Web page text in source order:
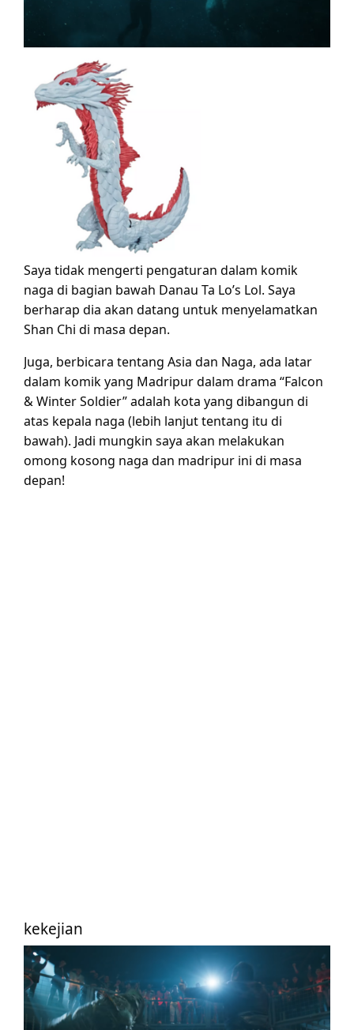
Saya tidak mengerti pengaturan dalam komik
naga di bagian bawah Danau Ta Lo’s Lol. Saya
berharap dia akan datang untuk menyelamatkan
Shan Chi di masa depan.
Juga, berbicara tentang Asia dan Naga, ada latar
dalam komik yang Madripur dalam drama “Falcon
& Winter Soldier” adalah kota yang dibangun di
atas kepala naga (lebih lanjut tentang itu di
bawah). Jadi mungkin saya akan melakukan
omong kosong naga dan madripur ini di masa
depan!
kekejian